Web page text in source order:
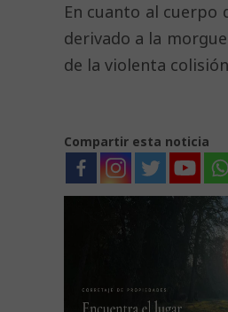
En cuanto al
derivado a la
de la violenta
Compartir esta noticia